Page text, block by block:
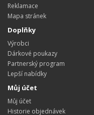
Reklamace
Mapa stránek
Doplňky
Výrobci
Dárkové poukazy
Partnerský program
Lepší nabídky
Můj účet
Můj účet
Historie objednávek